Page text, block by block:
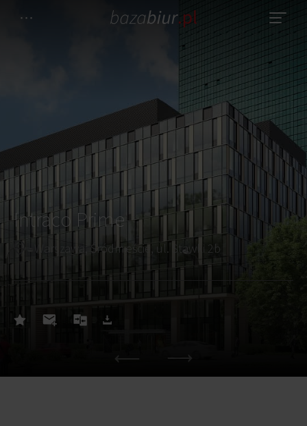
Intraco Prime
Warszawa, Śródmieście, ul. Stawki 2b